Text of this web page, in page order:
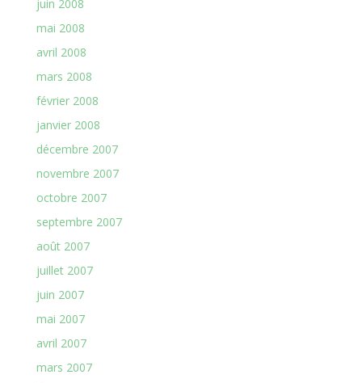
juin 2008
mai 2008
avril 2008
mars 2008
février 2008
janvier 2008
décembre 2007
novembre 2007
octobre 2007
septembre 2007
août 2007
juillet 2007
juin 2007
mai 2007
avril 2007
mars 2007